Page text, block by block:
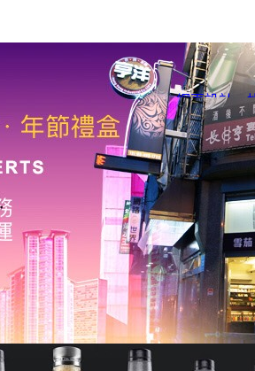
網頁設計